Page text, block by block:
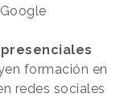
formación en
redes sociales